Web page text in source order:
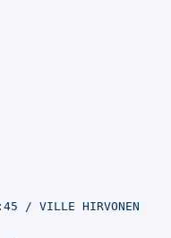
VILLE HIRVONEN